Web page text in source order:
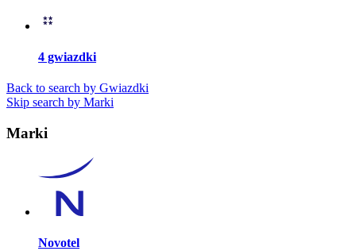
4 gwiazdki
Back to search by Gwiazdki
Skip search by Marki
Marki
Novotel